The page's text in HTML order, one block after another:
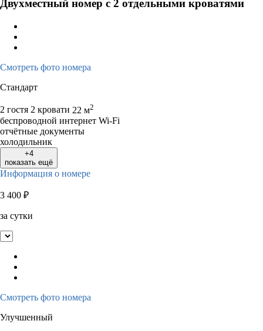
Двухместный номер с 2 отдельными кроватями
Смотреть фото номера
Стандарт
2 гостя 2 кровати 22 м2
беспроводной интернет Wi-Fi
отчётные документы
холодильник
+4
показать ещё
Информация о номере
3 400 ₽
за сутки
Смотреть фото номера
Улучшенный